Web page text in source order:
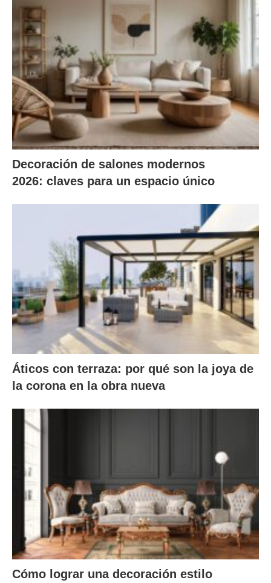
Decoración de salones modernos
2026: claves para un espacio único
Áticos con terraza: por qué son la joya de
la corona en la obra nueva
Cómo lograr una decoración estilo